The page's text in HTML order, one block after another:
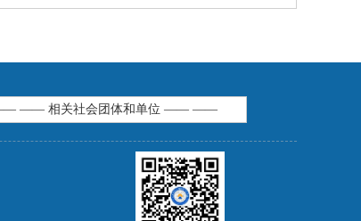
—— 相关社会团体和单位 —— ——